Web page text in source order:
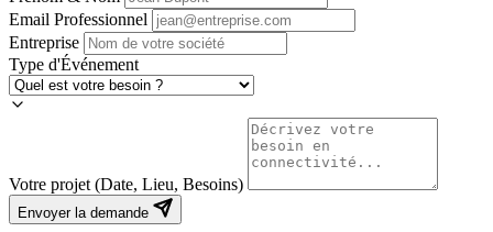
Email Professionnel
Entreprise
Type d'Événement
Votre projet (Date, Lieu, Besoins)
Envoyer la demande